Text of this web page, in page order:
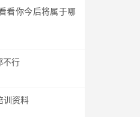
看你今后将属于哪
不行
训资料